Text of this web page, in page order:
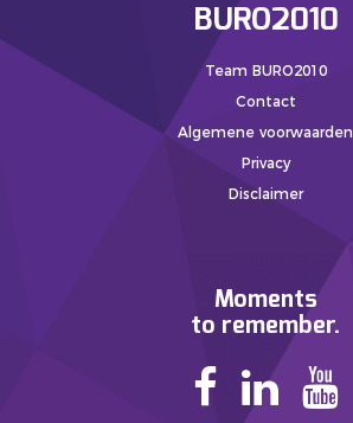
BURO2010
Team BURO2010
Contact
Algemene voorwaarden
Privacy
Disclaimer
Moments
to remember.